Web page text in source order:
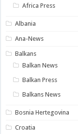
Africa Press
Albania
Ana-News
Balkans
Balkan News
Balkan Press
Balkans News
Bosnia Hertegovina
Croatia